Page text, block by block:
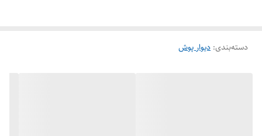
دسته‌بندی: دیوار پوش